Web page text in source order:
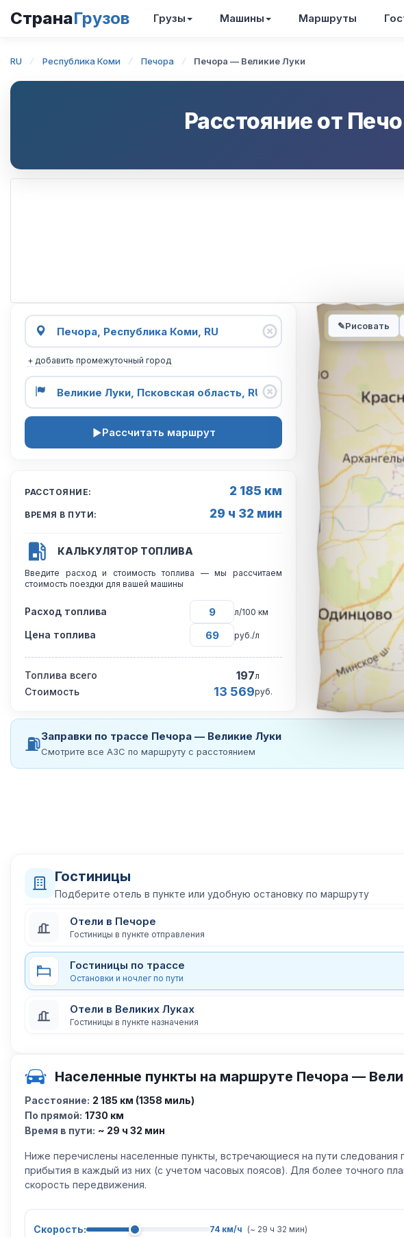
СтранаГрузов Грузы Машины Маршруты
RU Республика Коми Печора Печора — Великие Луки
Расстояние от
+ добавить промежуточный город
Рассчитать маршрут
РАССТОЯНИЕ: 2 185 км
ВРЕМЯ В ПУТИ: 29 ч 32 мин
КАЛЬКУЛЯТОР ТОПЛИВА
Введите расход и стоимость топлива — мы рассчитаем
стоимость поездки для вашей машины
Расход топлива л/100 км
Цена топлива руб./л
Топлива всего 197л
Стоимость 13 569руб.
Интерактивная
✎Рисовать
⛽Заправки по трассе Печора — Великие Луки
Смотрите все АЗС по маршруту с расстоянием
Гостиницы
Подберите отель в пункте или удобную остановку по маршруту
Отели в Печоре
Гостиницы в пункте отправления
Гостиницы по трассе
Остановки и ночлег по пути
Отели в Великих Луках
Гостиницы в пункте назначения
Населенные пункты на маршруте Печора —
Расстояние: 2 185 км (1358 миль)
По прямой: 1730 км
Время в пути: ~ 29 ч 32 мин
Ниже перечислены населенные пункты, встречающиеся на пути
прибытия в каждый из них (с учетом часовых поясов). Для более точного
скорость передвижения.
Скорость: 74 км/ч (~ 29 ч 32 мин)